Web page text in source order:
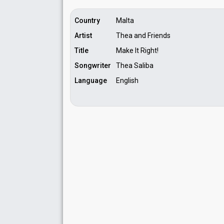
Country
Malta
Artist
Thea and Friends
Title
Make It Right!
Songwriter
Thea Saliba
Language
English